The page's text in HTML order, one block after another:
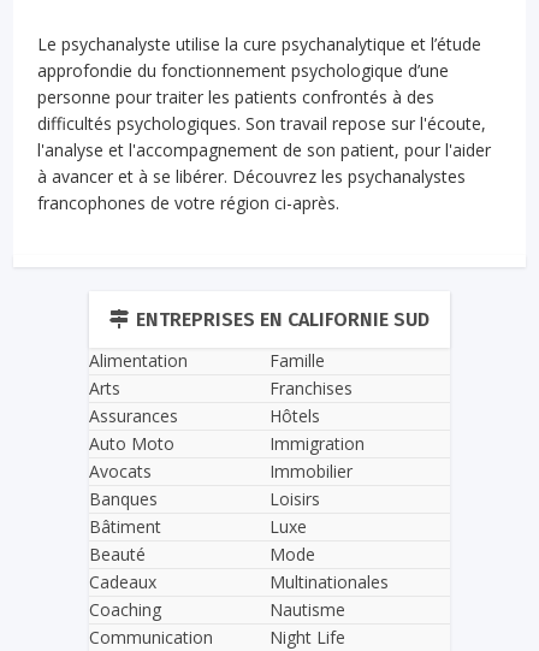
Le psychanalyste utilise la cure psychanalytique et l’étude
approfondie du fonctionnement psychologique d’une
personne pour traiter les patients confrontés à des
difficultés psychologiques. Son travail repose sur l'écoute,
l'analyse et l'accompagnement de son patient, pour l'aider
à avancer et à se libérer. Découvrez les psychanalystes
francophones de votre région ci-après.
ENTREPRISES EN CALIFORNIE SUD
Alimentation
Arts
Assurances
Auto Moto
Avocats
Banques
Bâtiment
Beauté
Cadeaux
Coaching
Communication
Famille
Franchises
Hôtels
Immigration
Immobilier
Loisirs
Luxe
Mode
Multinationales
Nautisme
Night Life